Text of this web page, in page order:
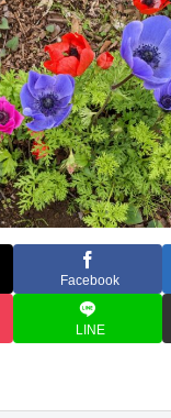
Facebook
LINE